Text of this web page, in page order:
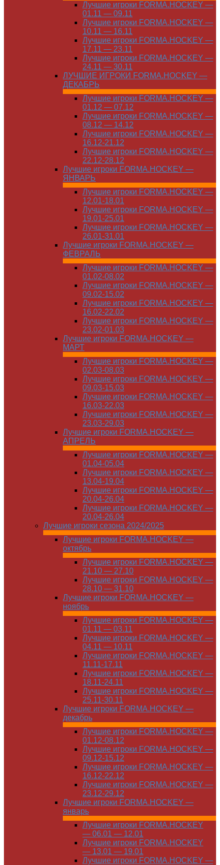
Лучшие игроки FORMA.HOCKEY —
01.11 — 09.11
Лучшие игроки FORMA.HOCKEY —
10.11 — 16.11
Лучшие игроки FORMA.HOCKEY —
17.11 — 23.11
Лучшие игроки FORMA.HOCKEY —
24.11 — 30.11
ЛУЧШИЕ ИГРОКИ FORMA.HOCKEY —
ДЕКАБРЬ
Лучшие игроки FORMA.HOCKEY —
01.12 — 07.12
Лучшие игроки FORMA.HOCKEY —
08.12 — 14.12
Лучшие игроки FORMA.HOCKEY —
16.12-21.12
Лучшие игроки FORMA.HOCKEY —
22.12-28.12
Лучшие игроки FORMA.HOCKEY —
ЯНВАРЬ
Лучшие игроки FORMA.HOCKEY —
12.01-18.01
Лучшие игроки FORMA.HOCKEY —
19.01-25.01
Лучшие игроки FORMA.HOCKEY —
26.01-31.01
Лучшие игроки FORMA.HOCKEY —
ФЕВРАЛЬ
Лучшие игроки FORMA.HOCKEY —
01.02-08.02
Лучшие игроки FORMA.HOCKEY —
09.02-15.02
Лучшие игроки FORMA.HOCKEY —
16.02-22.02
Лучшие игроки FORMA.HOCKEY —
23.02-01.03
Лучшие игроки FORMA.HOCKEY —
МАРТ
Лучшие игроки FORMA.HOCKEY —
02.03-08.03
Лучшие игроки FORMA.HOCKEY —
09.03-15.03
Лучшие игроки FORMA.HOCKEY —
16.03-22.03
Лучшие игроки FORMA.HOCKEY —
23.03-29.03
Лучшие игроки FORMA.HOCKEY —
АПРЕЛЬ
Лучшие игроки FORMA.HOCKEY —
01.04-05.04
Лучшие игроки FORMA.HOCKEY —
13.04-19.04
Лучшие игроки FORMA.HOCKEY —
20.04-26.04
Лучшие игроки FORMA.HOCKEY —
20.04-26.04
Лучшие игроки сезона 2024/2025
Лучшие игроки FORMA.HOCKEY —
октябрь
Лучшие игроки FORMA.HOCKEY —
21.10 — 27.10
Лучшие игроки FORMA.HOCKEY —
28.10 — 31.10
Лучшие игроки FORMA.HOCKEY —
ноябрь
Лучшие игроки FORMA.HOCKEY —
01.11 — 03.11
Лучшие игроки FORMA.HOCKEY —
04.11 — 10.11
Лучшие игроки FORMA.HOCKEY —
11.11-17.11
Лучшие игроки FORMA.HOCKEY —
18.11-24.11
Лучшие игроки FORMA.HOCKEY —
25.11-30.11
Лучшие игроки FORMA.HOCKEY —
декабрь
Лучшие игроки FORMA.HOCKEY —
01.12-08.12
Лучшие игроки FORMA.HOCKEY —
09.12-15.12
Лучшие игроки FORMA.HOCKEY —
16.12-22.12
Лучшие игроки FORMA.HOCKEY —
23.12-29.12
Лучшие игроки FORMA.HOCKEY —
январь
Лучшие игроки FORMA.HOCKEY
— 06.01 — 12.01
Лучшие игроки FORMA.HOCKEY
— 13.01 — 19.01
Лучшие игроки FORMA.HOCKEY —